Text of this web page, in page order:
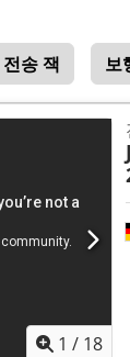
전송 잭 보
1 / 18